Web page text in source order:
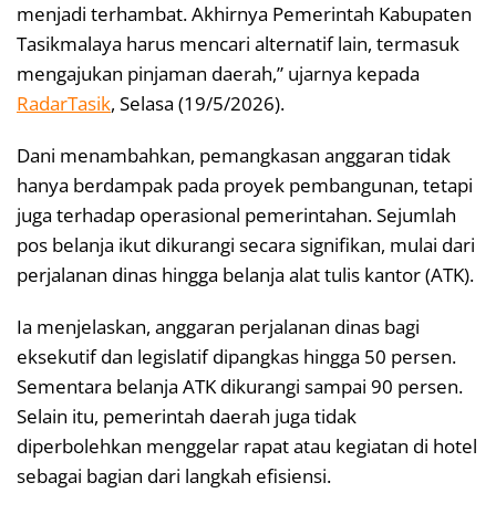
menjadi terhambat. Akhirnya Pemerintah Kabupaten
Tasikmalaya harus mencari alternatif lain, termasuk
mengajukan pinjaman daerah,” ujarnya kepada
RadarTasik, Selasa (19/5/2026).
Dani menambahkan, pemangkasan anggaran tidak
hanya berdampak pada proyek pembangunan, tetapi
juga terhadap operasional pemerintahan. Sejumlah
pos belanja ikut dikurangi secara signifikan, mulai dari
perjalanan dinas hingga belanja alat tulis kantor (ATK).
Ia menjelaskan, anggaran perjalanan dinas bagi
eksekutif dan legislatif dipangkas hingga 50 persen.
Sementara belanja ATK dikurangi sampai 90 persen.
Selain itu, pemerintah daerah juga tidak
diperbolehkan menggelar rapat atau kegiatan di hotel
sebagai bagian dari langkah efisiensi.